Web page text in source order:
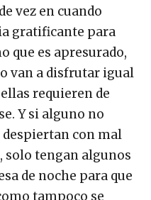
vez en cuando
gratificante para
que es apresurado,
van a disfrutar igual
requieren de
Y si alguno no
despiertan con mal
solo tengan algunos
de noche para que
tampoco se